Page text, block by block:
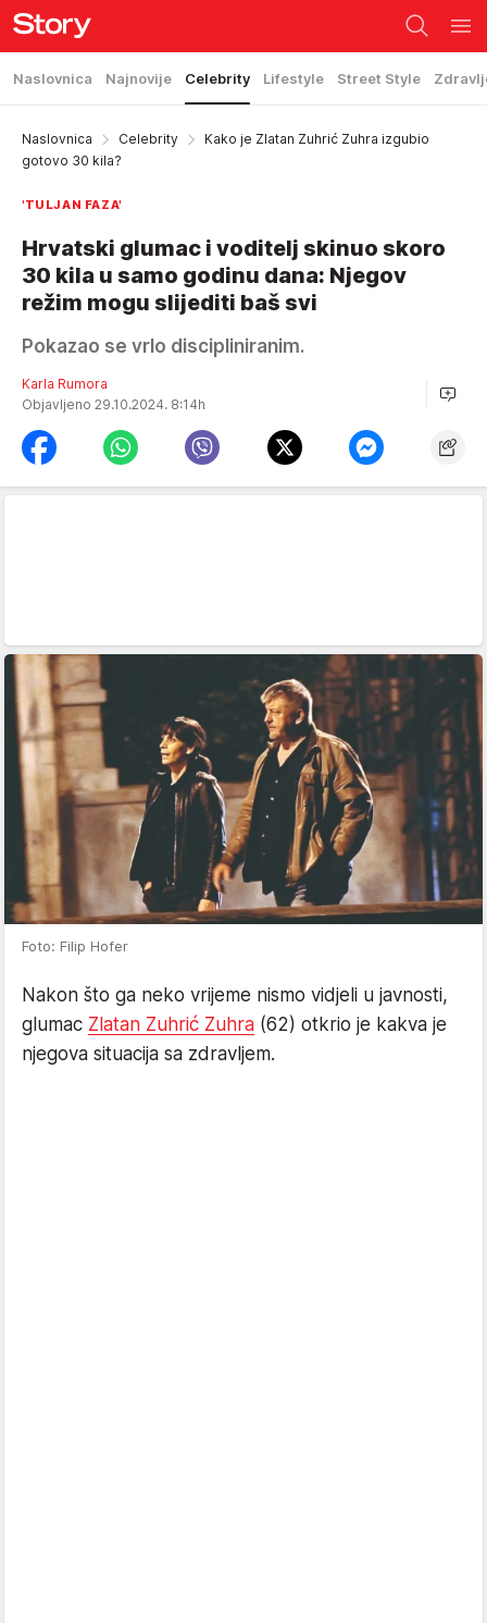
Naslovnica Najnovije Celebrity Lifestyle Street Style
Naslovnica Celebrity
Kako je Zlatan Zuhrić Zuhra izgubio
gotovo 30 kila?
'TULJAN FAZA'
Hrvatski glumac i voditelj skinuo skoro
30 kila u samo godinu dana: Njegov
režim mogu slijediti baš svi
Pokazao se vrlo discipliniranim.
Karla Rumora
Objavljeno 29.10.2024. 8:14h
Foto: Filip Hofer
Nakon što ga neko vrijeme nismo vidjeli u javnosti,
glumac Zlatan Zuhrić Zuhra (62) otkrio je kakva je
njegova situacija sa zdravljem.